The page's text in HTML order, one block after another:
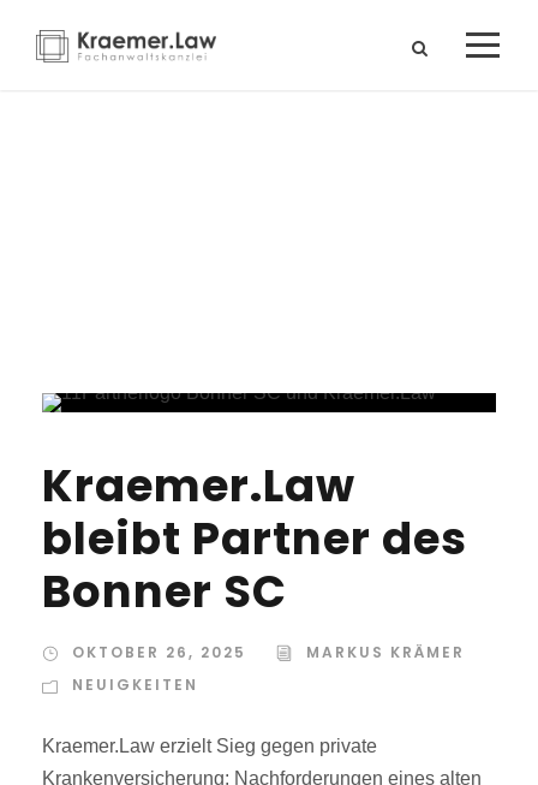
Kraemer.Law
bleibt Partner des
Bonner SC
OKTOBER 26, 2025
MARKUS KRÄMER
NEUIGKEITEN
Kraemer.Law erzielt Sieg gegen private
Krankenversicherung: Nachforderungen eines alten